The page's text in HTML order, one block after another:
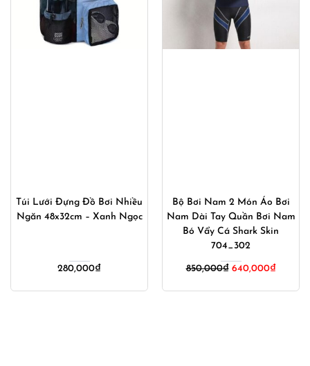
Túi Lưới Đựng Đồ Bơi Nhiều
Ngăn 48x32cm – Xanh Ngọc
280,000₫
Bộ Bơi Nam 2 Món Áo Bơi
Nam Dài Tay Quần Bơi Nam
Bó Vẩy Cá Shark Skin
704_302
850,000₫ 640,000₫